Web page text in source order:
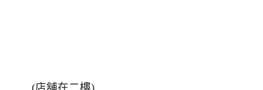
(店舖在二樓)